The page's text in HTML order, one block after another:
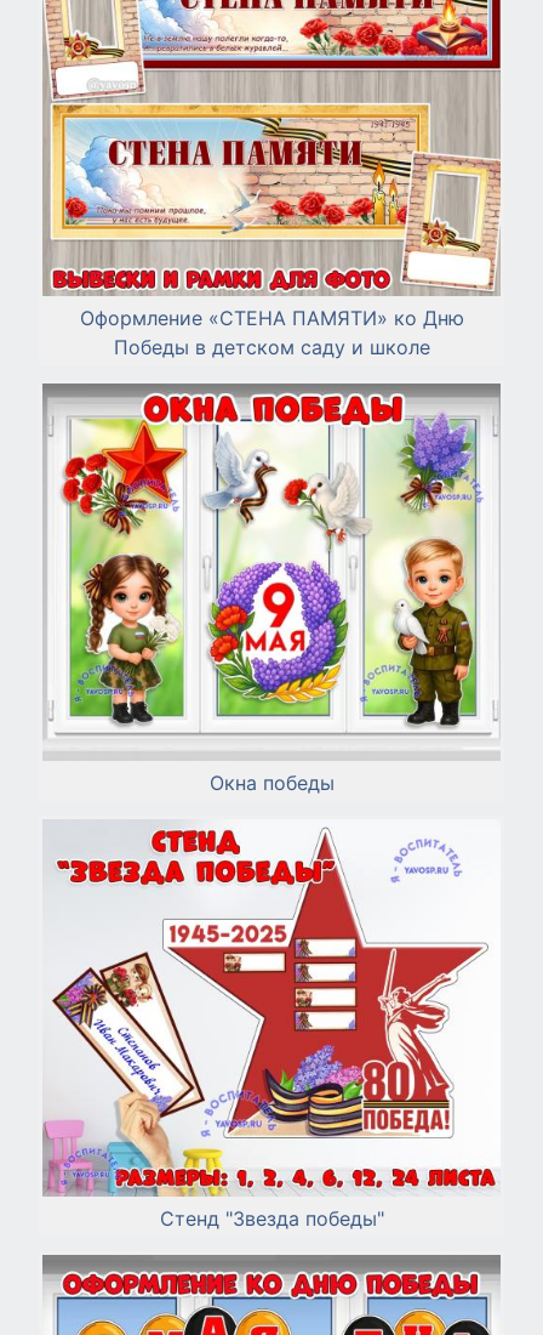
Оформление «СТЕНА ПАМЯТИ» ко Дню
Победы в детском саду и школе
Окна победы
Стенд "Звезда победы"